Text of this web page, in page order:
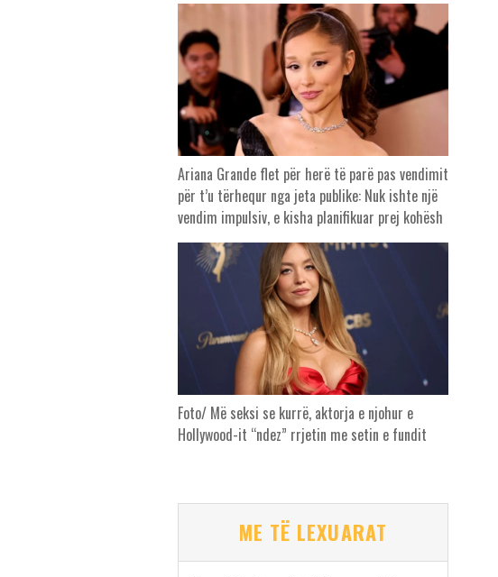
Ariana Grande flet për herë të parë pas vendimit
për t’u tërhequr nga jeta publike: Nuk ishte një
vendim impulsiv, e kisha planifikuar prej kohësh
Foto/ Më seksi se kurrë, aktorja e njohur e
Hollywood-it “ndez” rrjetin me setin e fundit
ME TË LEXUARAT